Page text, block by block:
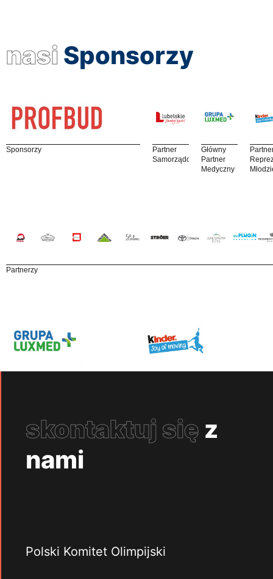
nasi Sponsorzy
Sponsorzy
Partner
Samorządowy
Główny
Partner
Medyczny
Partnerzy
skontaktuj się z
nami
Polski Komitet Olimpijski